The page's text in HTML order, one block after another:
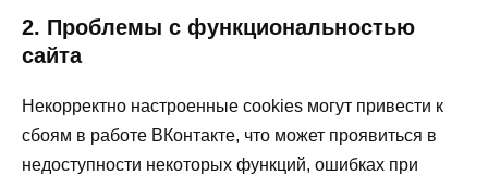
2. Проблемы с функциональностью
сайта
Некорректно настроенные cookies могут привести к
сбоям в работе ВКонтакте, что может проявиться в
недоступности некоторых функций, ошибках при